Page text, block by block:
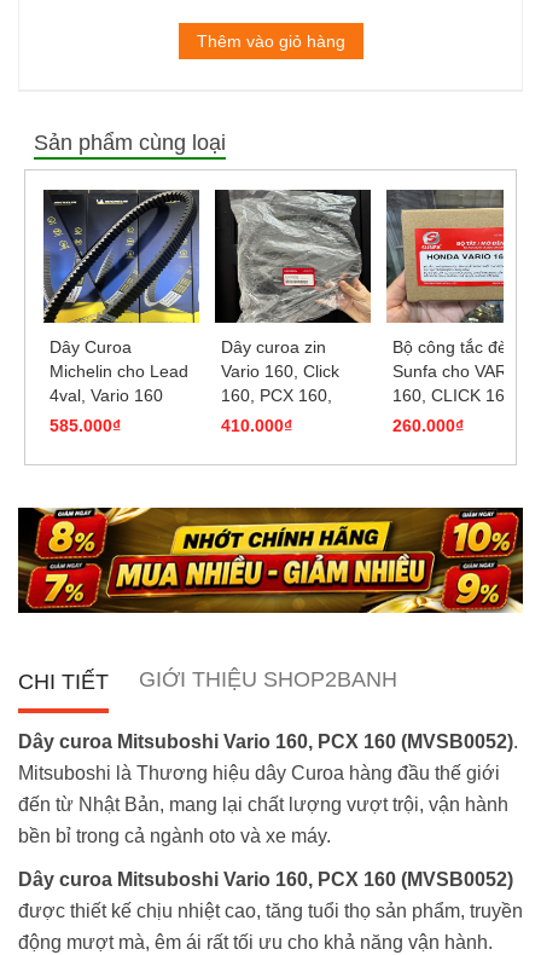
Thêm vào giỏ hàng
Sản phẩm cùng loại
Dây Curoa
Michelin cho Lead
4val, Vario 160
585.000₫
Dây curoa zin
Vario 160, Click
160, PCX 160,
ADV160 (2022 -
410.000₫
Bộ công tắc đèn
Sunfa cho VARIO
160, CLICK 160
260.000₫
CHI TIẾT GIỚI THIỆU SHOP2BANH
Dây curoa Mitsuboshi Vario 160, PCX 160 (MVSB0052).
Mitsuboshi là Thương hiệu dây Curoa hàng đầu thế giới
đến từ Nhật Bản, mang lại chất lượng vượt trội, vận hành
bền bỉ trong cả ngành oto và xe máy.
Dây curoa Mitsuboshi Vario 160, PCX 160 (MVSB0052)
được thiết kế chịu nhiệt cao, tăng tuổi thọ sản phẩm, truyền
động mượt mà, êm ái rất tối ưu cho khả năng vận hành.